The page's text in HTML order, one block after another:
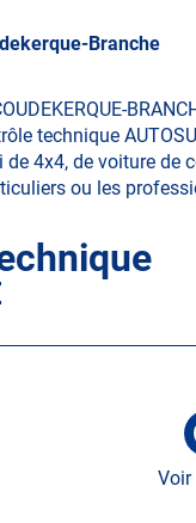
Branche
technique
de 4x4, de voiture
ou les